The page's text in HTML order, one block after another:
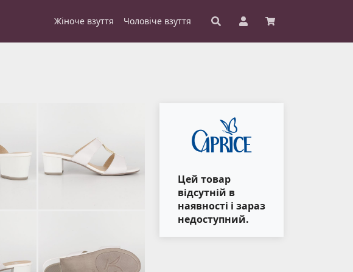
Жіноче взуття Чоловіче взуття
Цей товар
відсутній в
наявності і зараз
недоступний.